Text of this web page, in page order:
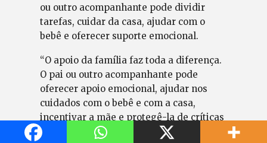
ou outro acompanhante pode dividir
tarefas, cuidar da casa, ajudar com o
bebê e oferecer suporte emocional.
“O apoio da família faz toda a diferença.
O pai ou outro acompanhante pode
oferecer apoio emocional, ajudar nos
cuidados com o bebê e com a casa,
incentivar a mãe e protegê-la de críticas
e informações incorretas”, afirma.